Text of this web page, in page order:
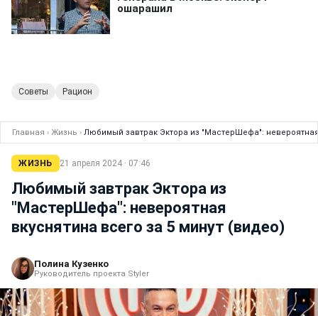
Советы Рацион
Главная › Жизнь › Любимый завтрак Эктора из "МастерШефа":
ЖИЗНЬ 21 апреля 2024 · 07:46
Любимый завтрак Эктора из
"МастерШефа": невероятная
вкуснятина всего за 5 минут (видео)
Полина Кузенко
Руководитель проекта Styler